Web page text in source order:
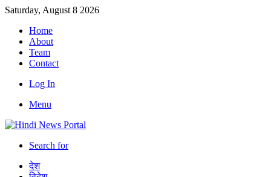
Saturday, August 8 2026
Home
About
Team
Contact
Log In
Menu
Search for
देश